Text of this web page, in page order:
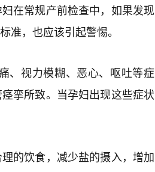
在常规产前检查中，如果发现
准，也应该引起警惕。
、视力模糊、恶心、呕吐等症
挛所致。当孕妇出现这些症状
的饮食，减少盐的摄入，增加